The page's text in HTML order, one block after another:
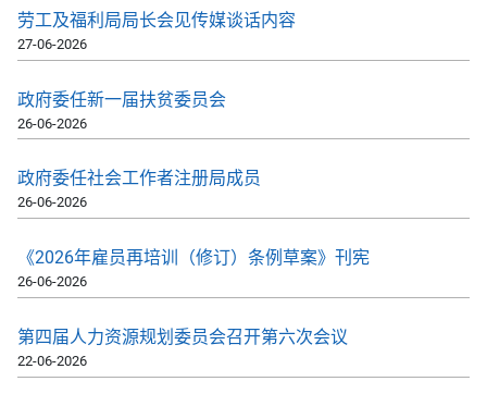
劳工及福利局局长会见传媒谈话内容
27-06-2026
政府委任新一届扶贫委员会
26-06-2026
政府委任社会工作者注册局成员
26-06-2026
《2026年雇员再培训（修订）条例草案》刊宪
26-06-2026
第四届人力资源规划委员会召开第六次会议
22-06-2026